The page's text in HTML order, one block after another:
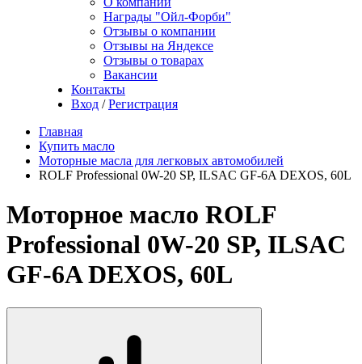
Награды "Ойл-Форби"
Отзывы о компании
Отзывы на Яндексе
Отзывы о товарах
Вакансии
Контакты
Вход / Регистрация
Главная
Купить масло
Моторные масла для легковых автомобилей
ROLF Professional 0W-20 SP, ILSAC GF-6A DEXOS, 60L
Моторное масло ROLF
Professional 0W-20 SP, ILSAC
GF-6A DEXOS, 60L